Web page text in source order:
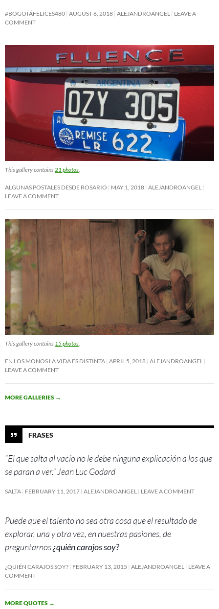
#BOGOTÁFELICES480 AUGUST 6, 2018 ALEJANDROANGEL
LEAVE A
COMMENT
This gallery contains 21 photos
ALGUNAS POSTALES DESDE ROSARIO MAY 1, 2018 ALEJANDROANGEL
LEAVE A COMMENT
This gallery contains 15 photos
EN LOS MONOS LA VIDA ES DISTINTA APRIL 5, 2018 ALEJANDROANGEL
LEAVE A COMMENT
MORE GALLERIES →
FRASES
“El que salta al vacío no le debe ninguna explicación a los que
se paran a ver.” Jean Luc Godard
SALTA FEBRUARY 11, 2017 ALEJANDROANGEL LEAVE A COMMENT
Puede que el talento no sea otra cosa que el resultado de
explorar, una y otra vez, en nuestras pasiones, de
preguntarnos¿quién carajos soy?
¿QUIÉN CARAJOS SOY? FEBRUARY 13, 2015 ALEJANDROANGEL
LEAVE A
COMMENT
MORE QUOTES →